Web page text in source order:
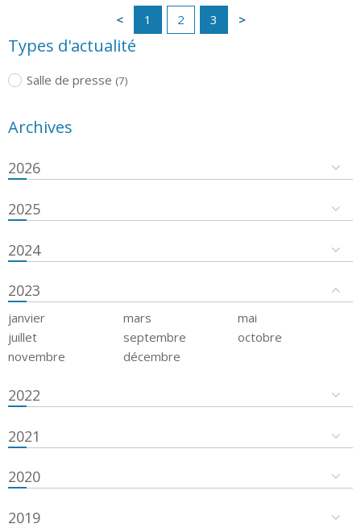
1 2 3
Types d'actualité
Salle de presse (7)
Archives
2026
2025
2024
2023
janvier mars
mai
juillet
septembre
octobre
novembre
décembre
2022
2021
2020
2019